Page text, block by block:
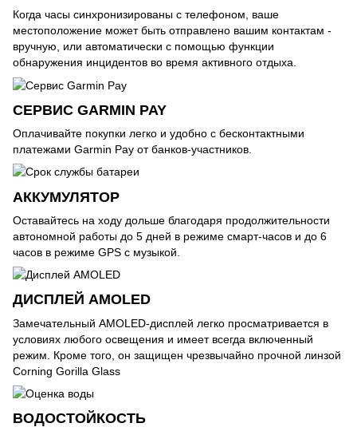
Когда часы синхронизированы с телефоном, ваше
местоположение может быть отправлено вашим контактам -
вручную, или автоматически с помощью функции
обнаружения инцидентов во время активного отдыха.
СЕРВИС GARMIN PAY
Оплачивайте покупки легко и удобно с бесконтактными
платежами Garmin Pay от банков-участников.
АККУМУЛЯТОР
Оставайтесь на ходу дольше благодаря продолжительности
автономной работы до 5 дней в режиме смарт-часов и до 6
часов в режиме GPS с музыкой.
ДИСПЛЕЙ AMOLED
Замечательный AMOLED-дисплей легко просматривается в
условиях любого освещения и имеет всегда включенный
режим. Кроме того, он защищен чрезвычайно прочной линзой
Corning Gorilla Glass
ВОДОСТОЙКОСТЬ